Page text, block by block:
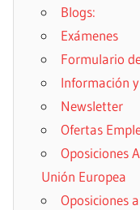
Blogs:
Exámenes
Formulario
Información
Newsletter
Ofertas
Oposiciones
Unión Europea
Oposiciones